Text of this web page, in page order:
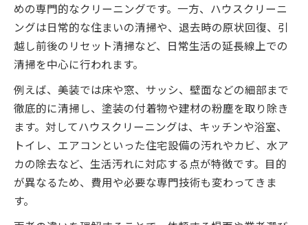
めの専門的なクリーニングです。一方、ハウスクリーニ
ングは日常的な住まいの清掃や、退去時の原状回復、引
越し前後のリセット清掃など、日常生活の延長線上での
清掃を中心に行われます。
例えば、美装では床や窓、サッシ、壁面などの細部まで
徹底的に清掃し、塗装の付着物や建材の粉塵を取り除き
ます。対してハウスクリーニングは、キッチンや浴室、
トイレ、エアコンといった住宅設備の汚れやカビ、水ア
カの除去など、生活汚れに対応する点が特徴です。目的
が異なるため、費用や必要な専門技術も変わってきま
す。